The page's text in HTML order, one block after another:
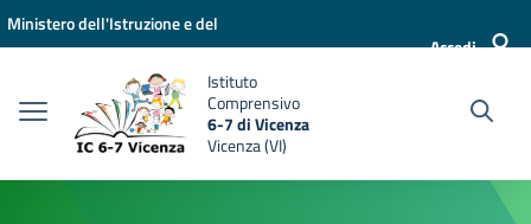
Vai ai contenuti
Vai al menu di navigazione
Vai al footer
Ministero dell'Istruzione e del
Accedi
Istituto
Comprensivo
6-7 di Vicenza
Vicenza (VI)